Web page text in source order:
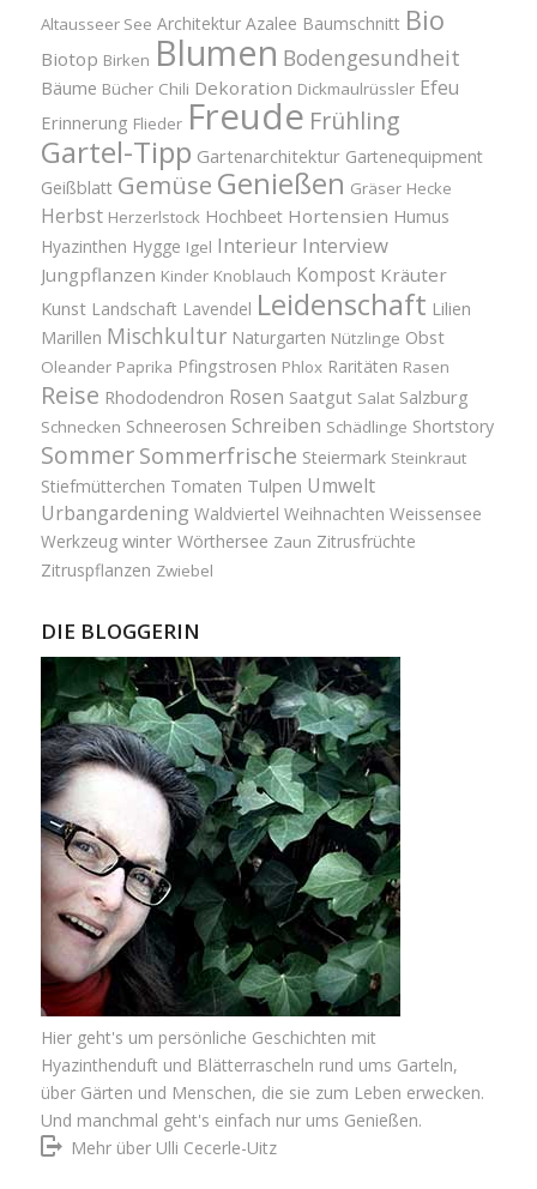
Altausseer See Architektur Azalee Baumschnitt Bio
Biotop Birken Blumen Bodengesundheit
Bäume Bücher Chili Dekoration Dickmaulrüssler Efeu
Erinnerung Flieder Freude Frühling
Gartel-Tipp Gartenarchitektur Gartenequipment
Geißblatt Gemüse Genießen Gräser Hecke
Herbst Herzerlstock Hochbeet Hortensien Humus
Hyazinthen Hygge Igel Interieur Interview
Jungpflanzen Kinder Knoblauch Kompost Kräuter
Kunst Landschaft Lavendel Leidenschaft Lilien
Marillen Mischkultur Naturgarten Nützlinge Obst
Oleander Paprika Pfingstrosen Phlox Raritäten Rasen
Reise Rhododendron Rosen Saatgut Salat Salzburg
Schnecken Schneerosen Schreiben Schädlinge Shortstory
Sommer Sommerfrische Steiermark Steinkraut
Stiefmütterchen Tomaten Tulpen Umwelt
Urbangardening Waldviertel Weihnachten Weissensee
Werkzeug winter Wörthersee Zaun Zitrusfrüchte
Zitruspflanzen Zwiebel
DIE BLOGGERIN
Hier geht's um persönliche Geschichten mit
Hyazinthenduft und Blätterrascheln rund ums Garteln,
über Gärten und Menschen, die sie zum Leben erwecken.
Und manchmal geht's einfach nur ums Genießen.
Mehr über Ulli Cecerle-Uitz